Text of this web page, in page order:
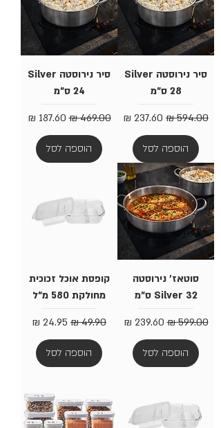
סיר נירוסטה Silver
28 ס"מ
מחיר רגיל
מחיר מבצע
הוספה לסל
סיר נירוסטה Silver
24 ס"מ
מחיר רגיל‏469.00 ‏₪ מחיר מבצע
הוספה לסל
סוטאז' נירוסטה
Silver 32 ס"מ
מחיר רגיל‏599.00 ‏₪ מחיר מבצע
הוספה לסל
קופסת אוכל זכוכית
מחולקת 580 מ"ל
מחיר רגיל מחיר מבצע
הוספה לסל